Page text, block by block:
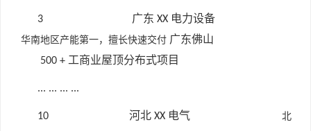
3 广东 XX 电力设备
华南地区产能第一，擅长快速交付 广东佛山
500 + 工商业屋顶分布式项目
... ... ... ...
10 河北 XX 电气
北